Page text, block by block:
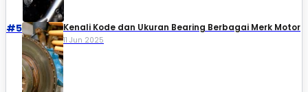
#5 Kenali Kode dan Ukuran Bearing Berbagai Merk Motor
11 Jun 2025